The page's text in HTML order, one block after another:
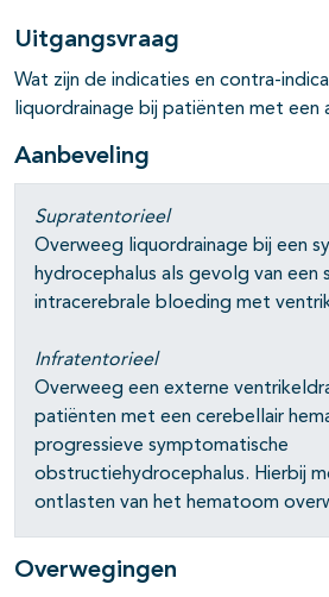
open- en dichtklappen
open- en dichtklappen
Uitgangsvraag
Wat zijn de indicaties en contra-
liquordrainage bij patiënten met een
Aanbeveling
Supratentorieel
Overweeg liquordrainage bij een
hydrocephalus als gevolg van een
intracerebrale bloeding met
Infratentorieel
Overweeg een externe
patiënten met een cerebellair
progressieve symptomatische
obstructiehydrocephalus. Hierbij
ontlasten van het hematoom
Overwegingen